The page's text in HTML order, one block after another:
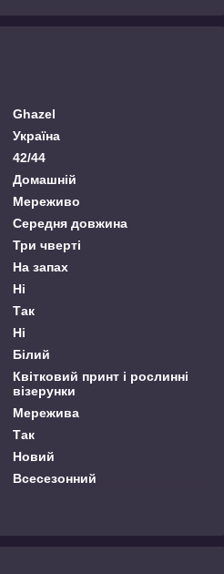
Ghazel
Україна
42/44
Домашній
Мереживо
Середня довжина
Три чверті
На запах
Ні
Так
Ні
Білий
Квітковий принт і рослинні
візерунки
Мережива
Так
Новий
Всесезонний